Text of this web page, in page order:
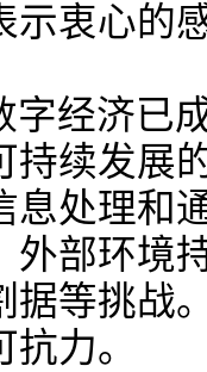
示衷心的
字经济已
持续发展
息处理和
外部环境
据等挑战
力。